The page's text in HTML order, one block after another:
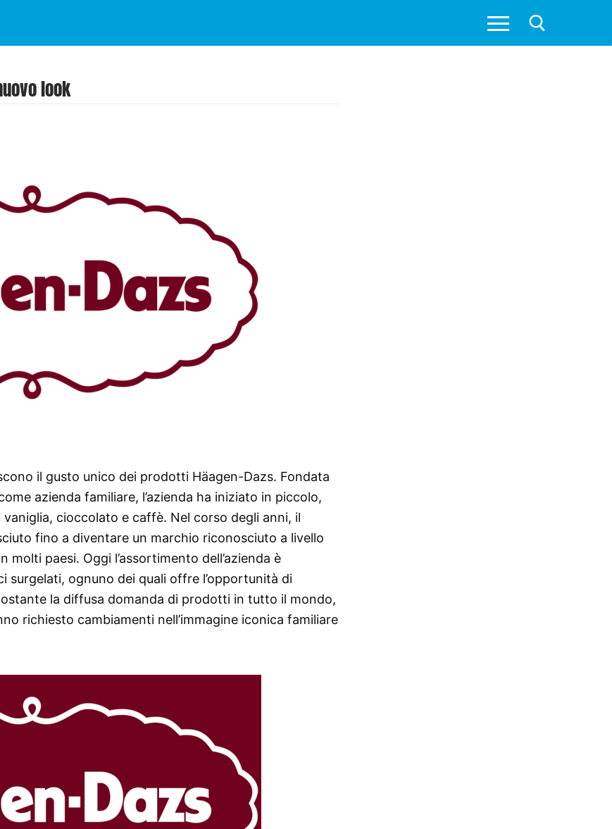
look
il gusto unico dei prodotti Häagen-Dazs. Fondata
azienda familiare, l’azienda ha iniziato in piccolo,
cioccolato e caffè. Nel corso degli anni, il
fino a diventare un marchio riconosciuto a livello
paesi. Oggi l’assortimento dell’azienda è
ognuno dei quali offre l’opportunità di
la diffusa domanda di prodotti in tutto il mondo,
richiesto cambiamenti nell’immagine iconica familiare